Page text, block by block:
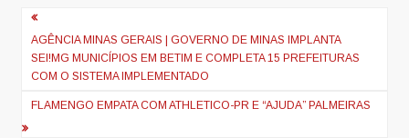
Navegação
de
artigos
AGÊNCIA MINAS GERAIS | GOVERNO DE MINAS IMPLANTA
SEI!MG MUNICÍPIOS EM BETIM E COMPLETA 15 PREFEITURAS
COM O SISTEMA IMPLEMENTADO
FLAMENGO EMPATA COM ATHLETICO-PR E “AJUDA” PALMEIRAS